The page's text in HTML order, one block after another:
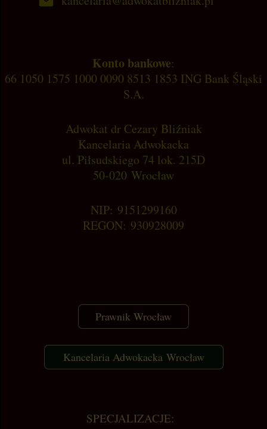
SPECJALIZACJE:
Konto bankowe:
66 1050 1575 1000 0090 8513 1853 ING Bank Śląski
S.A.
NIP: 9151299160
REGON: 930928009
Adwokat dr Cezary Bliźniak
Kancelaria Adwokacka
ul. Piłsudskiego 74 lok. 215D
50-020 Wrocław
Prawnik Wrocław
Kancelaria Adwokacka Wrocław